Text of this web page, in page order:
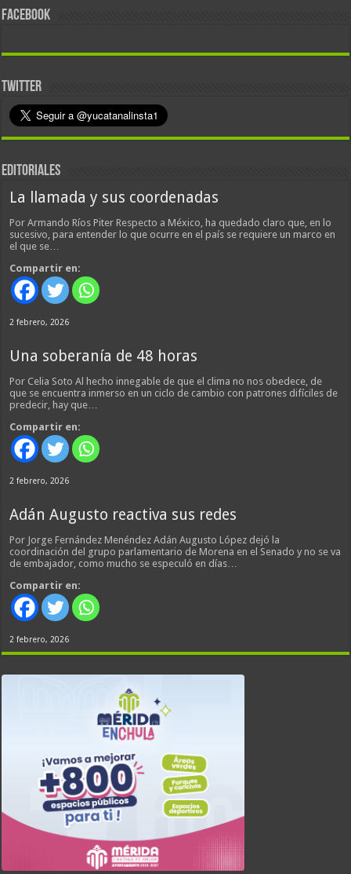
FACEBOOK
TWITTER
EDITORIALES
La llamada y sus coordenadas
Por Armando Ríos Piter Respecto a México, ha quedado claro que, en lo
sucesivo, para entender lo que ocurre en el país se requiere un marco en
el que se…
Compartir en:
2 febrero, 2026
Una soberanía de 48 horas
Por Celia Soto Al hecho innegable de que el clima no nos obedece, de
que se encuentra inmerso en un ciclo de cambio con patrones difíciles de
predecir, hay que…
Compartir en:
2 febrero, 2026
Adán Augusto reactiva sus redes
Por Jorge Fernández Menéndez Adán Augusto López dejó la
coordinación del grupo parlamentario de Morena en el Senado y no se va
de embajador, como mucho se especuló en días…
Compartir en:
2 febrero, 2026